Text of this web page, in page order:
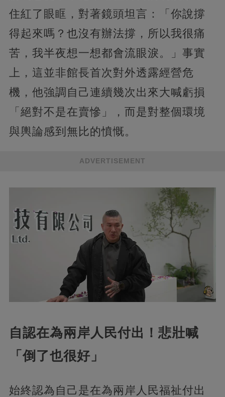
住紅了眼眶，對著鏡頭坦言：「你說撐
得起來嗎？也沒有辦法撐，所以我很痛
苦，我半夜想一想都會流眼淚。」事實
上，這並非館長首次對外透露經營危
機，他強調自己連續幾次出來大喊虧損
「絕對不是在賣慘」，而是對整個環境
與輿論感到無比的憤慨。
ADVERTISEMENT
自認在為兩岸人民付出！悲壯喊
「倒了也很好」
始終認為自己是在為兩岸人民福祉付出